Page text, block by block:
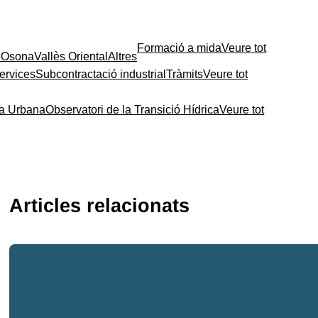
OsonaVallès Oriental Altres
Formació a midaVeure tot
Subcontractació industrial TràmitsVeure tot
UrbanaObservatori de la Transició HídricaVeure tot
Articles relacionats